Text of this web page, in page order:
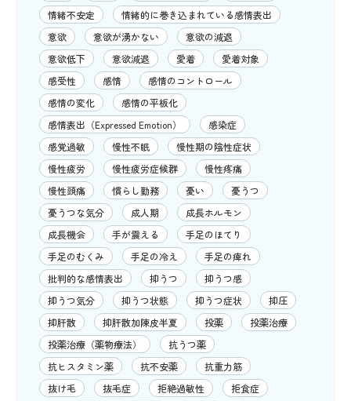
情緒不安定
情緒的に巻き込まれている感情表出
意欲
意欲が湧かない
意欲の減退
意欲低下
意欲減退 愛着
愛着対象
感受性
感情
感情のコントロール
感情の変化
感情の平板化
感情表出（Expressed Emotion）
感染症
感覚過敏
慢性不眠
慢性期の陰性症状
慢性疲労
慢性疲労症候群
慢性疼痛
慢性頭痛
慣らし勤務 憂い
憂うつ
憂うつな気分
成人期
成長ホルモン
成長機会
手が震える
手足のほてり
手足のむくみ
手足の冷え
手足の痺れ
批判的な感情表出
抑うつ
抑うつ感
抑うつ気分
抑うつ状態 抑うつ症状
抑圧
抑肝散
抑肝散加陳皮半夏 投薬
投薬治療
投薬治療（薬物療法）
抗うつ薬
抗ヒスタミン薬
抗不安薬
抗重力筋
抜け毛
抜毛症 拒絶過敏性
拒食症